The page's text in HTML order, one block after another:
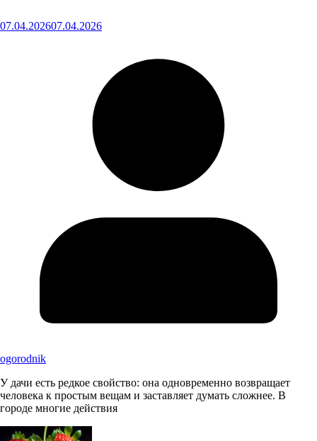
07.04.202607.04.2026
ogorodnik
У дачи есть редкое свойство: она одновременно возвращает
человека к простым вещам и заставляет думать сложнее. В
городе многие действия